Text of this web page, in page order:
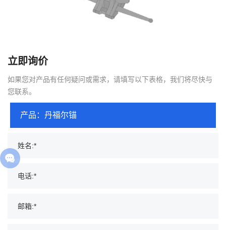
立即询价
如果您对产品有任何疑问或需求，请填写以下表格，我们将尽快与
您联系。